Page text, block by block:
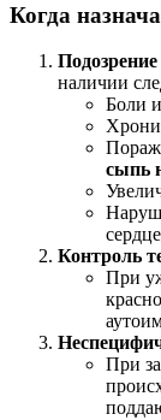
Когда
наличии
Боли
сыпь
Контроль
При
При